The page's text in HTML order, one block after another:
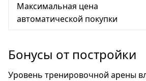
Максимальная цена
автоматической покупки
Бонусы от постройки
Уровень тренировочной арены